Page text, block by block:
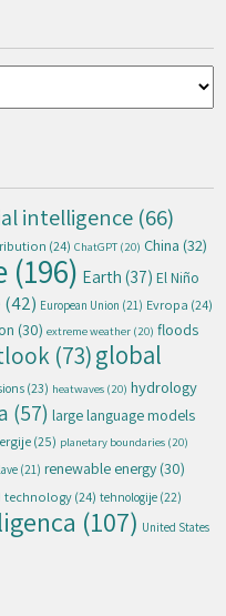
intelligence (66)
(24) ChatGPT (20) China (32)
(196) Earth (37) El Niño
(42) European Union (21) Evropa (24)
(30) extreme weather (20) floods
(73)global
(23) heatwaves (20) hydrology
(57) large language models
(25) planetary boundaries (20)
(21) renewable energy (30)
technology(24) tehnologije (22)
(107) United States